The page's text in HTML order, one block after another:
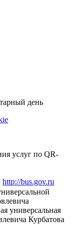
день
услуг по QR-
http://bus.gov.ru
универсальная
Курбатова